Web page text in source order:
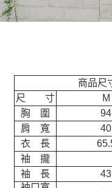
商品尺
尺 寸
M
胸 圍
94
肩 寬
40
衣 長
袖 攏
袖 長
43